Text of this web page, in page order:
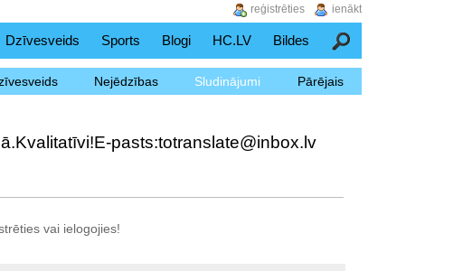
Dzīvesveids Sports Blogi HC.LV Bildes Meklēšana
Nejēdzības Sludinājumi Pārējais
pasts:totranslate@inbox.lv
vai ielogojies!
ienākt
reģistrēties